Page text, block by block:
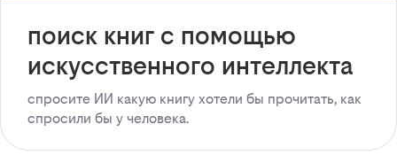
поиск книг с помощью
искусственного интеллекта
спросите ИИ какую книгу хотели бы прочитать, как
спросили бы у человека.